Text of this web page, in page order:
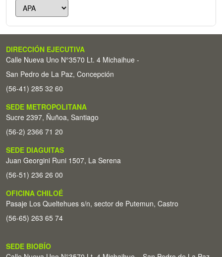
DIRECCIÓN EJECUTIVA
Calle Nueva Uno N°3570 Lt. 4 Michaihue -
San Pedro de La Paz, Concepción
(56-41) 285 32 60
SEDE METROPOLITANA
Sucre 2397, Ñuñoa, Santiago
(56-2) 2366 71 20
SEDE DIAGUITAS
Juan Georgini Runi 1507, La Serena
(56-51) 236 26 00
OFICINA CHILOÉ
Pasaje Los Queltehues s/n, sector de Putemun, Castro
(56-65) 263 65 74
SEDE BIOBÍO